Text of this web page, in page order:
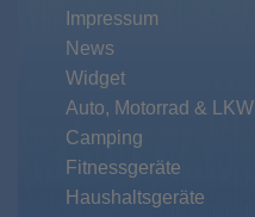
Impressum
News
Widget
Auto, Motorrad & LKW
Camping
Fitnessgeräte
Haushaltsgeräte